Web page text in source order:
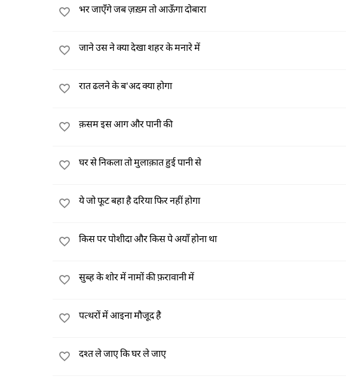
भर जाएँगे जब ज़ख़्म तो आऊँगा दोबारा
जाने उस ने क्या देखा शहर के मनारे में
रात ढलने के ब'अद क्या होगा
क़सम इस आग और पानी की
घर से निकला तो मुलाक़ात हुई पानी से
ये जो फूट बहा है दरिया फिर नहीं होगा
किस पर पोशीदा और किस पे अयाँ होना था
सुब्ह के शोर में नामों की फ़रावानी में
पत्थरों में आइना मौजूद है
दश्त ले जाए कि घर ले जाए